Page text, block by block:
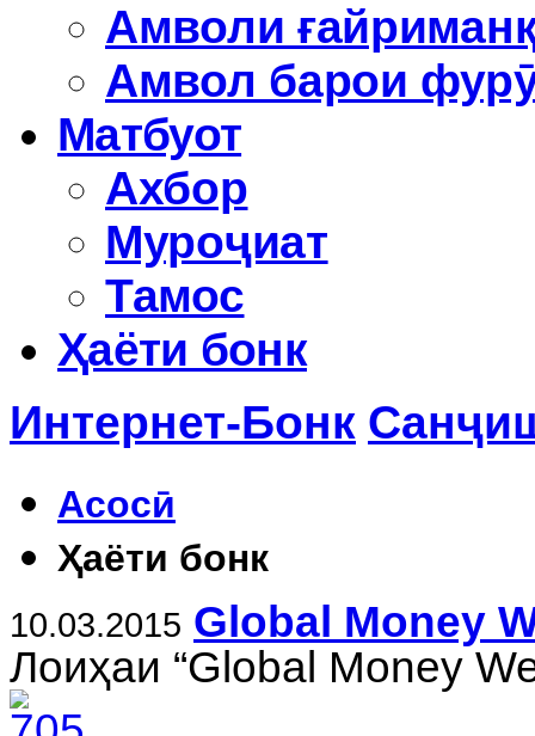
Амволи
Амвол барои
Матбуот
Ахбор
Муроҷиат
Тамос
Ҳаёти бонк
Интернет-Бонк
Асосӣ
Ҳаёти бонк
10.03.2015 Global Money
Лоиҳаи “Global Money